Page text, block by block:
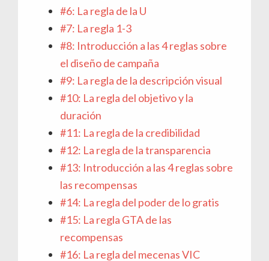
#6: La regla de la U
#7: La regla 1-3
#8: Introducción a las 4 reglas sobre
el diseño de campaña
#9: La regla de la descripción visual
#10: La regla del objetivo y la
duración
#11: La regla de la credibilidad
#12: La regla de la transparencia
#13: Introducción a las 4 reglas sobre
las recompensas
#14: La regla del poder de lo gratis
#15: La regla GTA de las
recompensas
#16: La regla del mecenas VIC